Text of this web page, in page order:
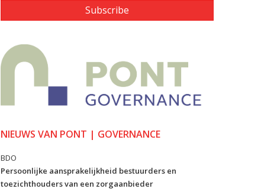
Subscribe
NIEUWS VAN PONT | GOVERNANCE
BDO
Persoonlijke aansprakelijkheid bestuurders en
toezichthouders van een zorgaanbieder